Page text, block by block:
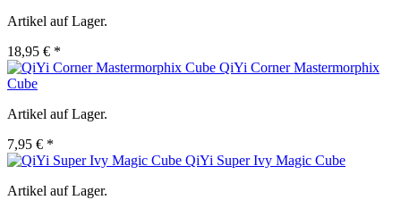
Artikel auf Lager.
18,95 € *
QiYi Corner Mastermorphix
Cube
Artikel auf Lager.
7,95 € *
QiYi Super Ivy Magic Cube
Artikel auf Lager.